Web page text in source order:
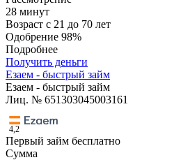
28 минут
Возраст с 21 до 70 лет
Одобрение 98%
Подробнее
Получить деньги
Езаем - быстрый займ
Езаем - быстрый займ
Лиц. № 651303045003161
4,2
Первый займ бесплатно
Сумма